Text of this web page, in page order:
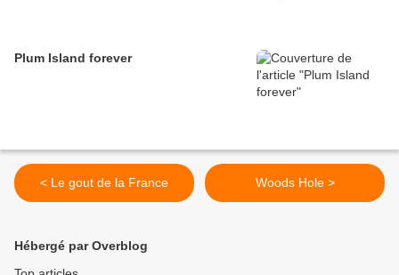
Plum Island forever
< Le gout de la France Woods Hole >
Hébergé par Overblog